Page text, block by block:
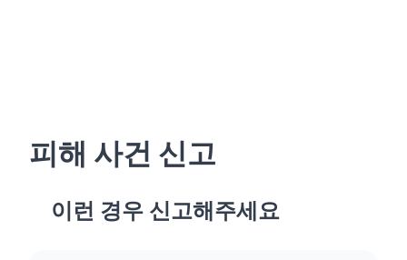
피해 사건 신고
이런 경우 신고해주세요